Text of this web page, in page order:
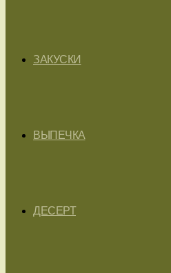
ЗАКУСКИ
ВЫПЕЧКА
ДЕСЕРТ